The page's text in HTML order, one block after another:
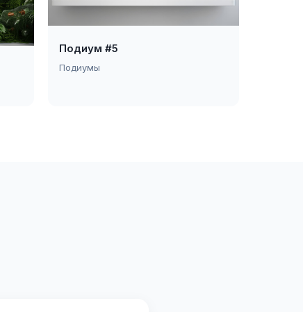
Подиум #5
Подиумы